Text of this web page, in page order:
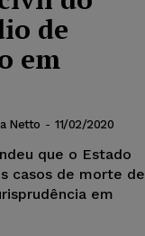
de
em
Netto - 11/02/2020
que o Estado
casos de morte de
em